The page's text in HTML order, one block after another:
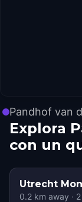
Pandhof van
Explora
con un
Utrecht
0.2 km away · 2